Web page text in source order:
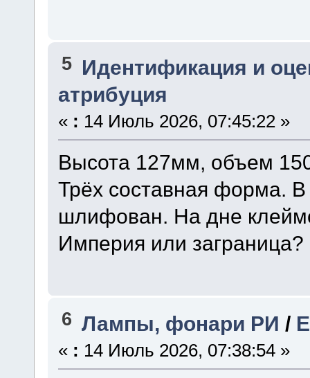
5 Идентификация и
атрибуция
« : 14 Июль 2026, 07:45:22 »
Высота 127мм, объем
Трёх составная форма.
шлифован. На дне
Империя или заграница?
6 Лампы, фонари РИ /
« : 14 Июль 2026, 07:38:54 »